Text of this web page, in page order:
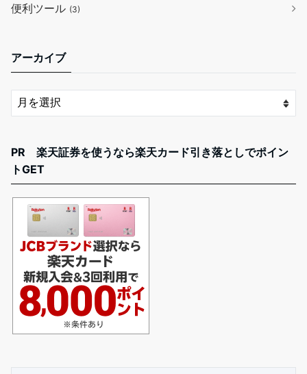
便利ツール (3)
アーカイブ
PR 楽天証券を使うなら楽天カード引き落としでポイン
トGET